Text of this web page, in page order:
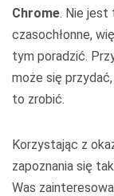
Chrome. Nie jest
czasochłonne,
tym poradzić.
może się
to zrobić.
Korzystając z
zapoznania się
Was